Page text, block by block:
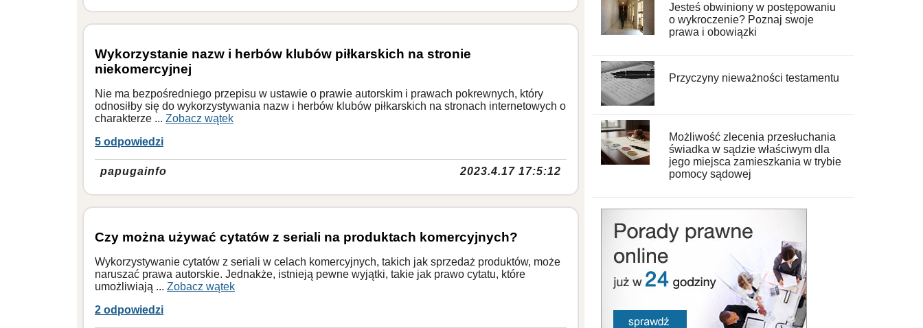
Wykorzystanie nazw i herbów klubów piłkarskich na stronie
niekomercyjnej
Nie ma bezpośredniego przepisu w ustawie o prawie autorskim i prawach pokrewnych, który
odnosiłby się do wykorzystywania nazw i herbów klubów piłkarskich na stronach internetowych o
charakterze ... Zobacz wątek
5 odpowiedzi
papugainfo 2023.4.17 17:5:12
Czy można używać cytatów z seriali na produktach komercyjnych?
Wykorzystywanie cytatów z seriali w celach komercyjnych, takich jak sprzedaż produktów, może
naruszać prawa autorskie. Jednakże, istnieją pewne wyjątki, takie jak prawo cytatu, które
umożliwiają ... Zobacz wątek
2 odpowiedzi
Jesteś obwiniony w postępowaniu
o wykroczenie? Poznaj swoje
prawa i obowiązki
Przyczyny nieważności testamentu
Możliwość zlecenia przesłuchania
świadka w sądzie właściwym dla
jego miejsca zamieszkania w trybie
pomocy sądowej